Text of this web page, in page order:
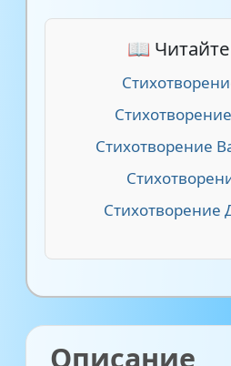
📖
Стихотворение
Стихотворение
Описание